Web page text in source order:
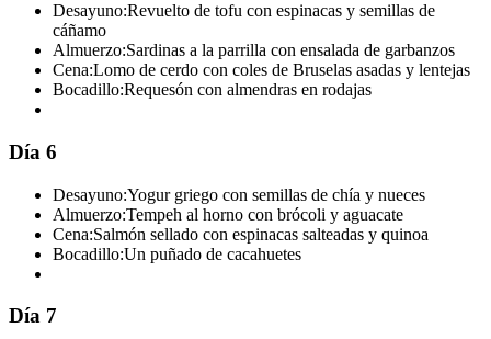
Desayuno:Revuelto de tofu con espinacas y semillas de
cáñamo
Almuerzo:Sardinas a la parrilla con ensalada de garbanzos
Cena:Lomo de cerdo con coles de Bruselas asadas y lentejas
Bocadillo:Requesón con almendras en rodajas
Día 6
Desayuno:Yogur griego con semillas de chía y nueces
Almuerzo:Tempeh al horno con brócoli y aguacate
Cena:Salmón sellado con espinacas salteadas y quinoa
Bocadillo:Un puñado de cacahuetes
Día 7